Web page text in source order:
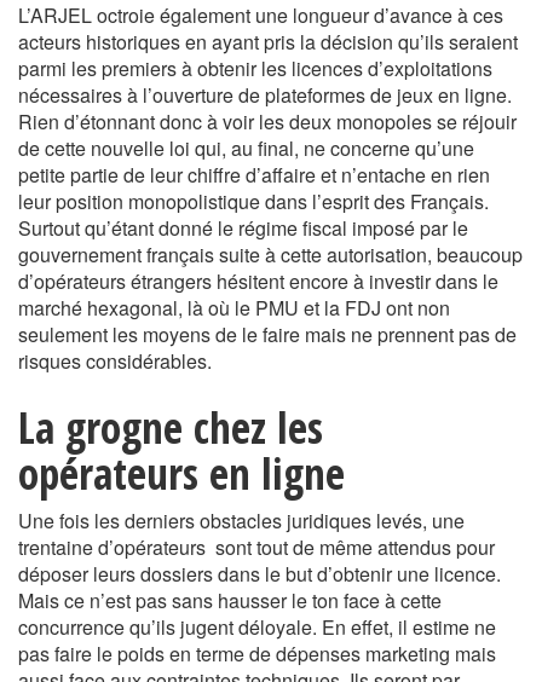
L’ARJEL octroie également une longueur d’avance à ces
acteurs historiques en ayant pris la décision qu’ils seraient
parmi les premiers à obtenir les licences d’exploitations
nécessaires à l’ouverture de plateformes de jeux en ligne.
Rien d’étonnant donc à voir les deux monopoles se réjouir
de cette nouvelle loi qui, au final, ne concerne qu’une
petite partie de leur chiffre d’affaire et n’entache en rien
leur position monopolistique dans l’esprit des Français.
Surtout qu’étant donné le régime fiscal imposé par le
gouvernement français suite à cette autorisation, beaucoup
d’opérateurs étrangers hésitent encore à investir dans le
marché hexagonal, là où le PMU et la FDJ ont non
seulement les moyens de le faire mais ne prennent pas de
risques considérables.
La grogne chez les
opérateurs en ligne
Une fois les derniers obstacles juridiques levés, une
trentaine d’opérateurs sont tout de même attendus pour
déposer leurs dossiers dans le but d’obtenir une licence.
Mais ce n’est pas sans hausser le ton face à cette
concurrence qu’ils jugent déloyale. En effet, il estime ne
pas faire le poids en terme de dépenses marketing mais